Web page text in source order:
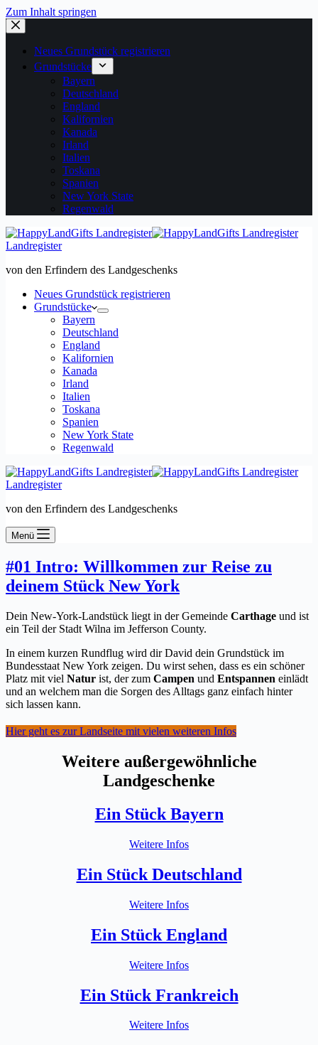
Zum Inhalt springen
Neues Grundstück registrieren
Grundstücke
Bayern
Deutschland
England
Kalifornien
Kanada
Irland
Italien
Toskana
Spanien
New York State
Regenwald
Landregister
von den Erfindern des Landgeschenks
Neues Grundstück registrieren
Grundstücke
Bayern
Deutschland
England
Kalifornien
Kanada
Irland
Italien
Toskana
Spanien
New York State
Regenwald
Landregister
von den Erfindern des Landgeschenks
Menü
#01 Intro: Willkommen zur Reise zu
deinem Stück New York
Dein New-York-Landstück liegt in der Gemeinde Carthage und ist
ein Teil der Stadt Wilna im Jefferson County.
In einem kurzen Rundflug wird dir David dein Grundstück im
Bundesstaat New York zeigen. Du wirst sehen, dass es ein schöner
Platz mit viel Natur ist, der zum Campen und Entspannen einlädt
und an welchem man die Sorgen des Alltags ganz einfach hinter
sich lassen kann.
Hier geht es zur Landseite mit vielen weiteren Infos
Weitere außergewöhnliche
Landgeschenke
Ein Stück Bayern
Weitere Infos
Ein Stück Deutschland
Weitere Infos
Ein Stück England
Weitere Infos
Ein Stück Frankreich
Weitere Infos